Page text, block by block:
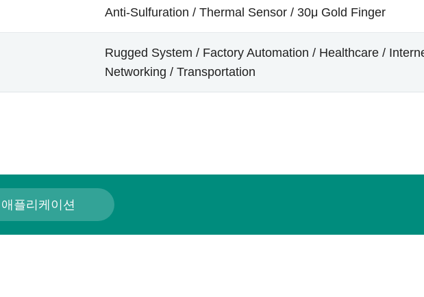
Anti-Sulfuration / Thermal Sensor / 30μ Gold Finger
Rugged System / Factory Automation / Healthcare /
Networking / Transportation
애플리케이션